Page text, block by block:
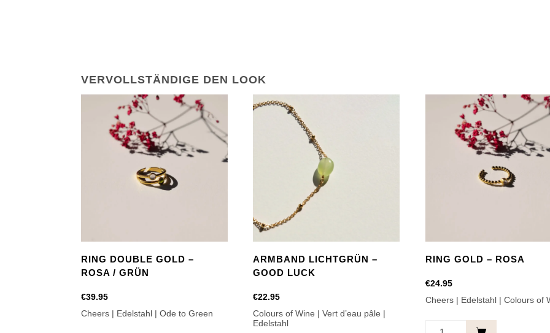
VERVOLLSTÄNDIGE DEN LOOK
RING DOUBLE GOLD –
ROSA / GRÜN
€39.95
Cheers | Edelstahl | Ode to Green
ARMBAND LICHTGRÜN –
GOOD LUCK
€22.95
Colours of Wine | Vert d’eau pâle |
Edelstahl
RING GOLD – ROSA
€24.95
Cheers | Edelstahl | Colours of
RING